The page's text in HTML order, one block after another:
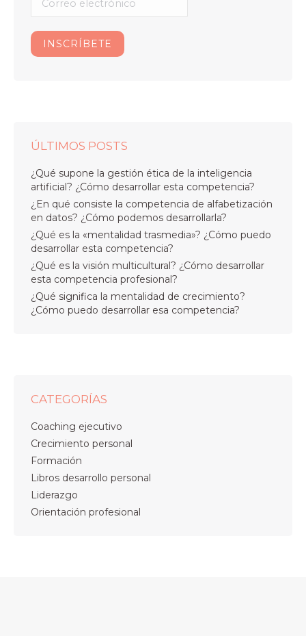
ÚLTIMOS POSTS
¿Qué supone la gestión ética de la inteligencia
artificial? ¿Cómo desarrollar esta competencia?
¿En qué consiste la competencia de alfabetización
en datos? ¿Cómo podemos desarrollarla?
¿Qué es la «mentalidad trasmedia»? ¿Cómo puedo
desarrollar esta competencia?
¿Qué es la visión multicultural? ¿Cómo desarrollar
esta competencia profesional?
¿Qué significa la mentalidad de crecimiento?
¿Cómo puedo desarrollar esa competencia?
CATEGORÍAS
Coaching ejecutivo
Crecimiento personal
Formación
Libros desarrollo personal
Liderazgo
Orientación profesional